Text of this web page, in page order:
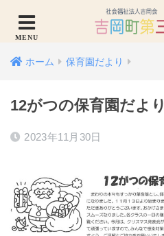
ホーム 保育園だより
12がつの保育園だより
2023年11月30日